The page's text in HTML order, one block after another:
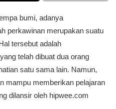
bumi, adanya
perkawinan merupakan suatu
tersebut adalah
telah dibuat dua orang
satu sama lain. Namun,
mampu memberikan pelajaran
dilansir oleh hipwee.com